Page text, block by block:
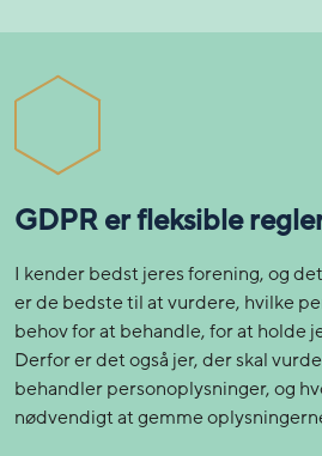
GDPR er fleksible
I kender bedst jeres forening, og
er de bedste til at vurdere, hvilke
behov for at behandle, for at holde
Derfor er det også jer, der skal
behandler personoplysninger, og
nødvendigt at gemme